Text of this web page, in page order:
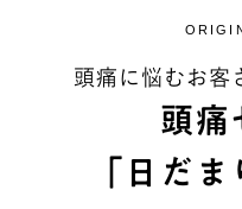
頭痛に悩むお客
頭痛
「日だ